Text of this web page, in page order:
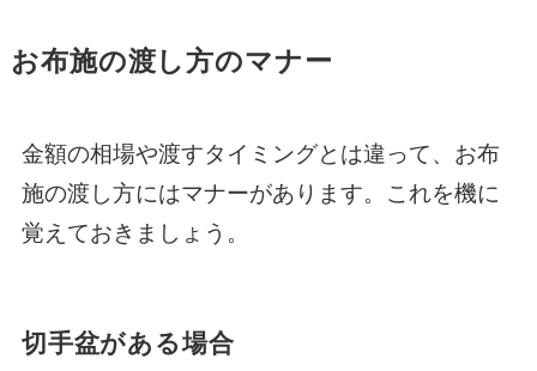
お布施の渡し方のマナー
金額の相場や渡すタイミングとは違って、お布
施の渡し方にはマナーがあります。これを機に
覚えておきましょう。
切手盆がある場合